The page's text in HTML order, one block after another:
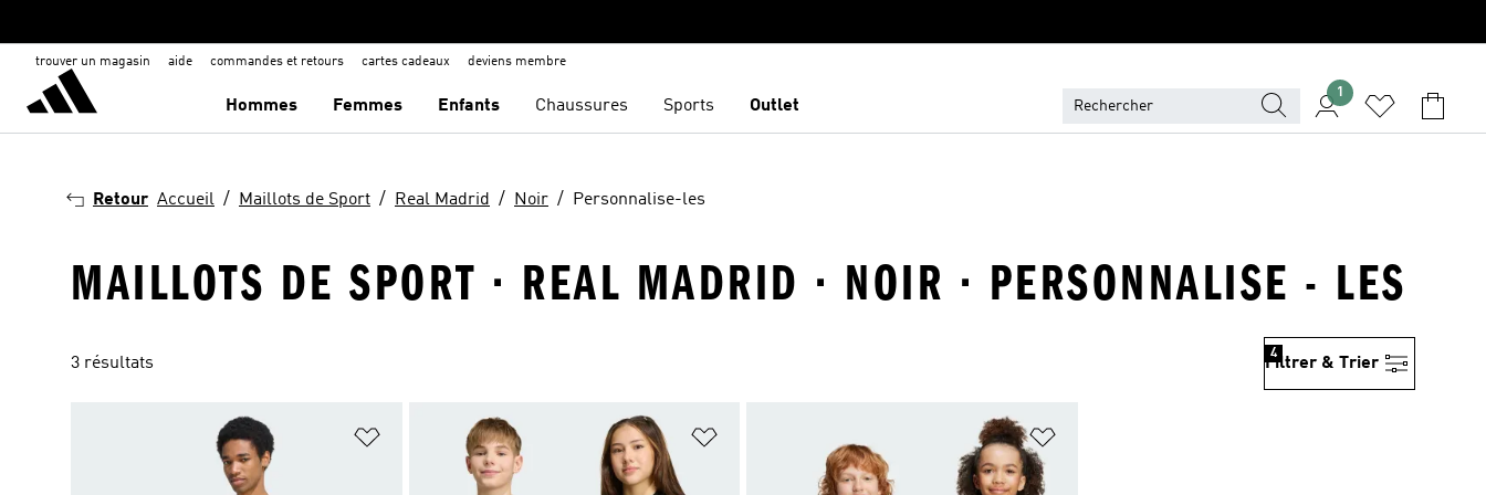
trouver un magasin aide commandes et retours cartes cadeaux deviens membre
Hommes Femmes Enfants Chaussures Sports Outlet
1
Retour Accueil Maillots de Sport Real Madrid Noir Personnalise-les
MAILLOTS DE SPORT · REAL MADRID · NOIR · PERSONNALISE - LES
3 résultats Filtrer & Trier
4
Ajouter à la Liste de produits favoris Ajouter à la Liste de produits favoris